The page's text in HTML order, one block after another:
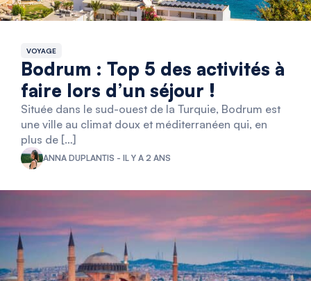
VOYAGE
Bodrum : Top 5 des activités à
faire lors d’un séjour !
Située dans le sud-ouest de la Turquie, Bodrum est
une ville au climat doux et méditerranéen qui, en
plus de […]
ANNA DUPLANTIS - IL Y A 2 ANS